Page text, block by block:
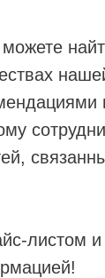
листом и